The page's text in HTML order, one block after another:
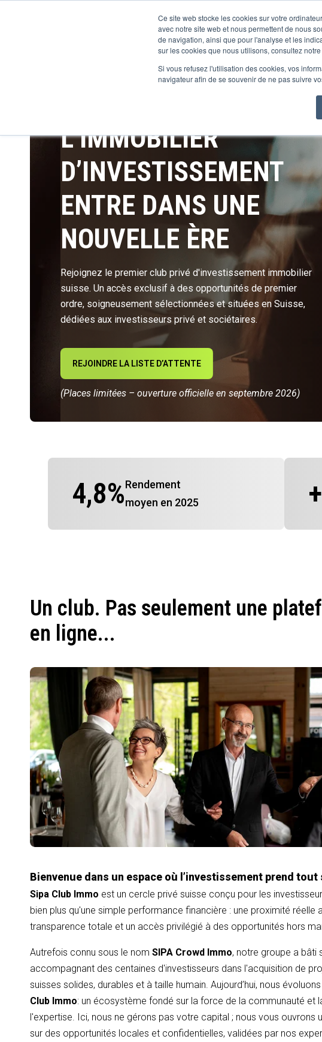
Ce site web stocke les cookies sur votre
avec notre site web et nous permettent de nous
de navigation, ainsi que pour l'analyse et les
sur les cookies que nous utilisons, consultez
Si vous refusez l'utilisation des cookies, vos
navigateur afin de se souvenir de ne pas suivre
L’IMMOBILIER
D’INVESTISSEMENT
ENTRE DANS UNE
NOUVELLE ÈRE
Rejoignez le premier club privé d'investissement immobilier
suisse. Un accès exclusif à des opportunités de premier
ordre, soigneusement sélectionnées et situées en Suisse,
dédiées aux investisseurs privé et sociétaires.
REJOINDRE LA LISTE D’ATTENTE
(Places limitées – ouverture officielle en septembre 2026)
4,8%Rendement
moyen en 2025
+
Un club. Pas seulement une
en ligne...
Bienvenue dans un espace où l’investissement prend tout
Sipa Club Immo est un cercle privé suisse conçu pour les
bien plus qu'une simple performance financière : une proximité réelle
transparence totale et un accès privilégié à des opportunités hors
Autrefois connu sous le nom SIPA Crowd Immo, notre groupe a bâti
accompagnant des centaines d'investisseurs dans l'acquisition de
suisses solides, durables et à taille humain. Aujourd’hui, nous
Club Immo: un écosystème fondé sur la force de la communauté et
l'expertise. Ici, nous ne gérons pas votre capital ; nous vous ouvrons
sur des opportunités locales et confidentielles, validées par nos